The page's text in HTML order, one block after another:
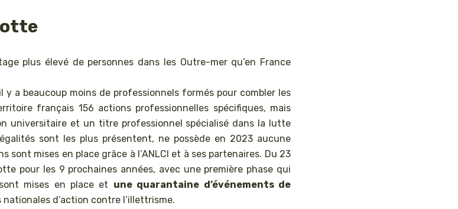
plus élevé de personnes dans les Outre-mer qu’en France
y a beaucoup moins de professionnels formés pour combler les
français 156 actions professionnelles spécifiques, mais
universitaire et un titre professionnel spécialisé dans la lutte
sont les plus présentent, ne possède en 2023 aucune
mises en place grâce à l’ANLCI et à ses partenaires. Du 23
pour les 9 prochaines années, avec une première phase qui
mises en place et une quarantaine d’événements de
d’action contre l’illettrisme.